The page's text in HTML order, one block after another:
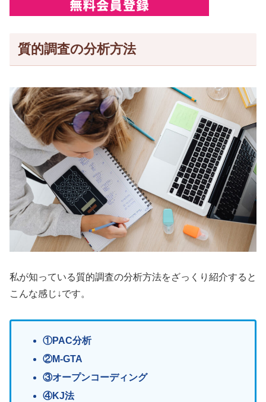
質的調査の分析方法
私が知っている質的調査の分析方法をざっくり紹介すると
こんな感じ↓です。
①PAC分析
②M-GTA
③オープンコーディング
④KJ法